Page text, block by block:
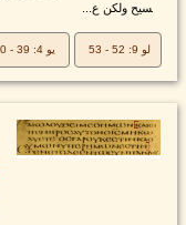
سيح ولكن ع...
لو 9: 52 - 53 يو 4: 39 - 40